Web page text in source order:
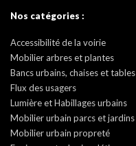
Nos catégories :
Accessibilité de la voirie
Mobilier arbres et plantes
Bancs urbains, chaises et tables
Flux des usagers
Lumière et Habillages urbains
Mobilier urbain parcs et jardins
Mobilier urbain propreté